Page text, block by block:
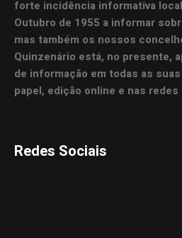
forte incidência informativa
Outubro de 1955 a informar
mas também os nossos
Quinzenário está, no presente,
de informação em todas as
papel, edição online e nas
Redes Sociais